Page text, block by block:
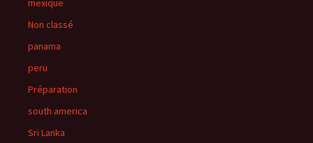
mexique
Non classé
panama
peru
Préparation
south america
Sri Lanka